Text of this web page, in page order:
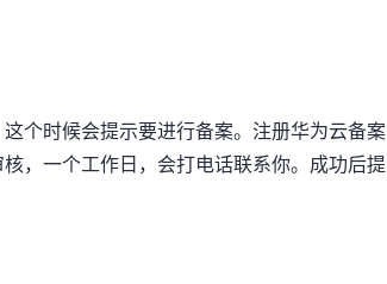
个时候会提示要进行备案。注册华为云备案
，一个工作日，会打电话联系你。成功后提